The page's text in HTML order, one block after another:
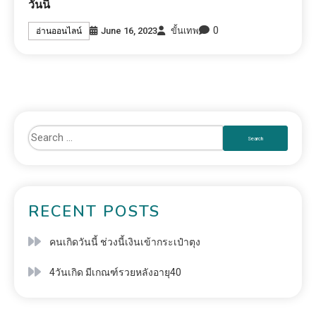
วันนี้
อ่านออนไลน์ June 16, 2023 ขั้นเทพ 0
RECENT POSTS
คนเกิดวันนี้ ช่วงนี้เงินเข้ากระเป๋าตุง
4วันเกิด มีเกณฑ์รวยหลังอายุ40